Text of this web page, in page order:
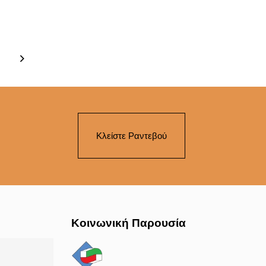
Κλείστε Ραντεβού
Κοινωνική Παρουσία